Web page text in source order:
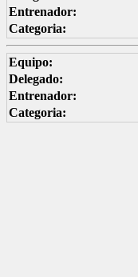
Entrenador:
Categoria:
Equipo:
Delegado:
Entrenador:
Categoria: